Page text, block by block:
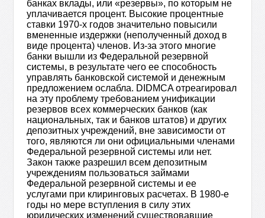
банках вклады, или «резервы», по которым не
уплачивается процент. Высокие процентные
ставки 1970-х годов значительно повысили
вмененные издержки (неполученный доход в
виде процента) членов. Из-за этого многие
банки вышли из Федеральной резервной
системы, в результате чего ее способность
управлять банковской системой и денежным
предложением ослабла. DIDMCA отреагировал
на эту проблему требованием унификации
резервов всех коммерческих банков (как
национальных, так и банков штатов) и других
депозитных учреждений, вне зависимости от
того, являются ли они официальными членами
Федеральной резервной системы или нет.
Закон также разрешил всем депозитным
учреждениям пользоваться займами
Федеральной резервной системы и ее
услугами при клиринговых расчетах. В 1980-е
годы но мере вступления в силу этих
юридических изменений существовавшие